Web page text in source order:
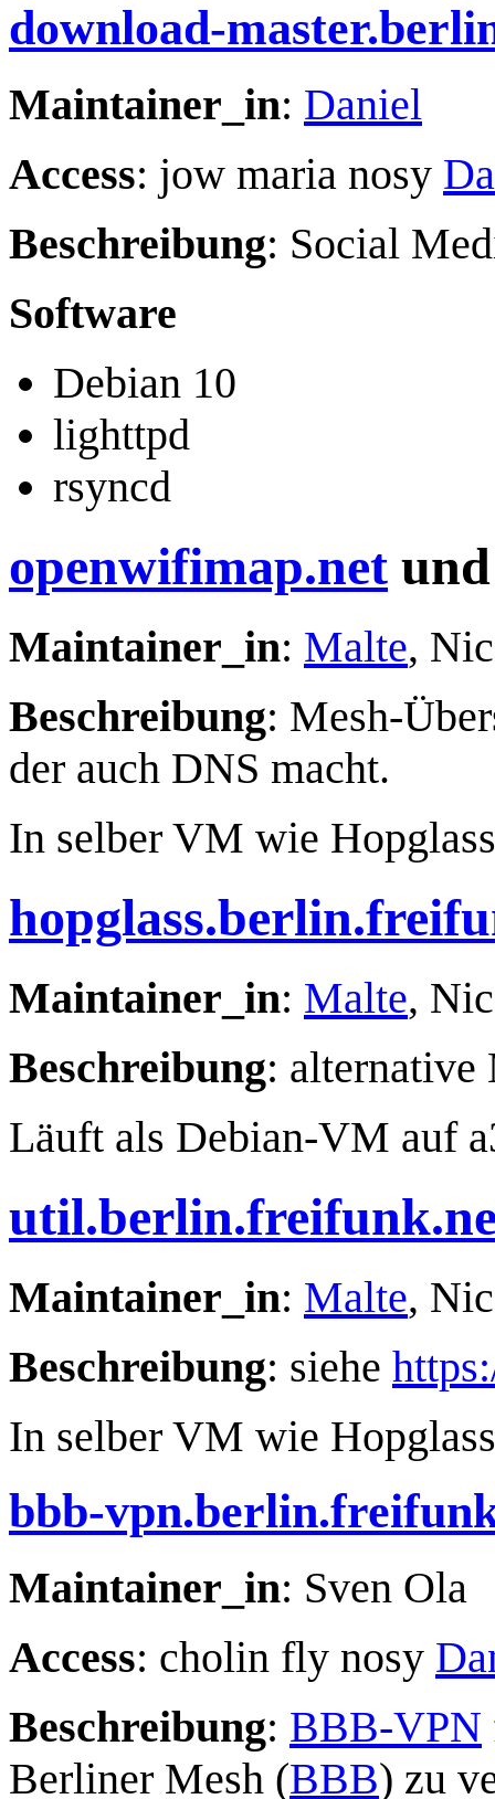
download-
Maintainer_in: Daniel
Access: jow maria nosy
Beschreibung: Social
Software
Debian 10
lighttpd
rsyncd
openwifimap.net
Maintainer_in: Malte,
Beschreibung: Mesh-
der auch DNS macht.
In selber VM wie
Maintainer_in: Malte,
Beschreibung: alternative
Läuft als Debian-VM auf
Maintainer_in: Malte,
Beschreibung: siehe
In selber VM wie
bbb-
Maintainer_in: Sven Ola
Access: cholin fly nosy
Beschreibung: BBB-VPN
Berliner Mesh (BBB) zu